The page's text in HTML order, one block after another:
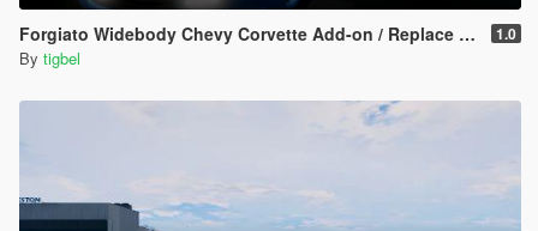
Forgiato Widebody Chevy Corvette Add-on / Replace ( Unlocked ) 1.0
By tigbel